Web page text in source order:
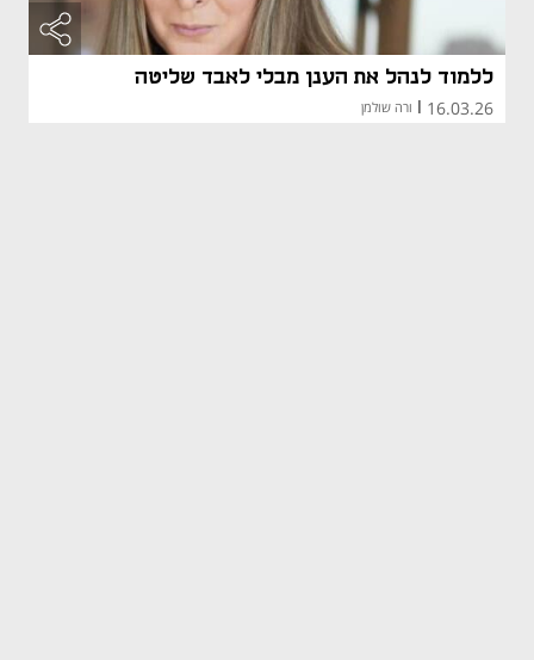
ללמוד לנהל את הענן מבלי לאבד שליטה
16.03.26 ורה שולמן